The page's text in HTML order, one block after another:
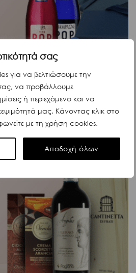
σας
για να βελτιώσουμε την
να προβάλλουμε
ή περιεχόμενο και να
μας. Κάνοντας κλικ στο
με τη χρήση cookies.
Αποδοχή όλων